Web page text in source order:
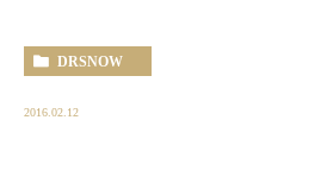
DRSNOW
2016.02.12